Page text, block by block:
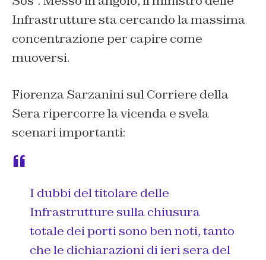
Infrastrutture sta cercando la massima
concentrazione per capire come
muoversi.
Fiorenza Sarzanini sulCorriere della
Seraripercorre la vicenda e svela
scenari importanti:
I dubbi del titolare delle
Infrastrutture sulla chiusura
totale dei porti sono ben noti, tanto
che le dichiarazioni di ieri sera del